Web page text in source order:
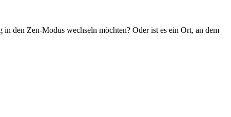
den Zen-Modus wechseln möchten? Oder ist es ein Ort, an dem